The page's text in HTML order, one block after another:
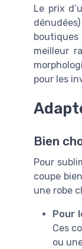
Le prix
meilleur
pour les
Bien
Pour
coupe
une robe
Pour
Ces
ou